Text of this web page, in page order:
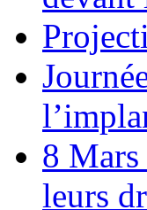
8
leurs